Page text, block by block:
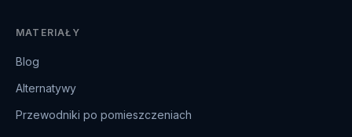
MATERIAŁY
Blog
Alternatywy
Przewodniki po pomieszczeniach